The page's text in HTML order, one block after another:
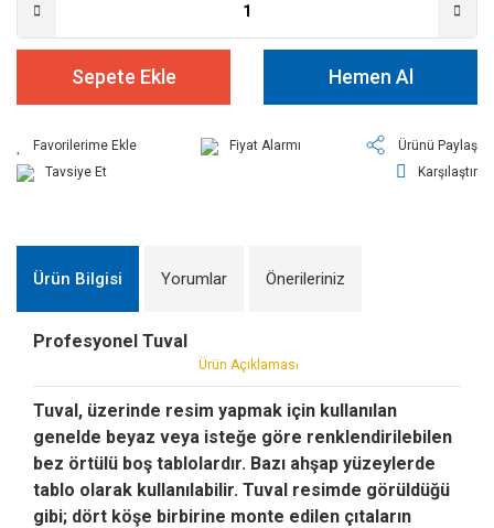
Sepete Ekle Hemen Al
Fiyat Alarmı
Ürünü Paylaş
Tavsiye Et
Karşılaştır
Ürün Bilgisi Yorumlar Önerileriniz
Profesyonel Tuval
Ürün Açıklaması
Tuval, üzerinde resim yapmak için kullanılan
genelde beyaz veya isteğe göre renklendirilebilen
bez örtülü boş tablolardır. Bazı ahşap yüzeylerde
tablo olarak kullanılabilir. Tuval resimde görüldüğü
gibi; dört köşe birbirine monte edilen çıtaların